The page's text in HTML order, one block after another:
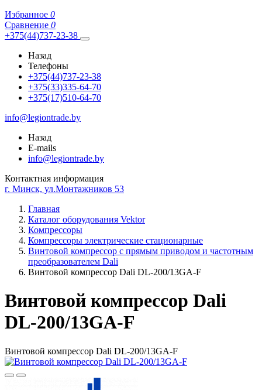
Избранное 0
Сравнение 0
+375(44)737-23-38
Назад
Телефоны
+375(44)737-23-38
+375(33)335-64-70
+375(17)510-64-70
info@legiontrade.by
Назад
E-mails
info@legiontrade.by
Контактная информация
г. Минск, ул.Монтажников 53
Главная
Каталог оборудования Vektor
Компрессоры
Компрессоры электрические стационарные
Винтовой компрессор с прямым приводом и частотным
преобразователем Dali
Винтовой компрессор Dali DL-200/13GA-F
Винтовой компрессор Dali
DL-200/13GA-F
Винтовой компрессор Dali DL-200/13GA-F